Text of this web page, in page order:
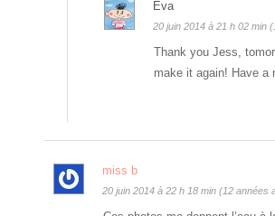
Eva
20 juin 2014 à 21 h 02 min
Thank you Jess,
make it again! Have a
miss b
20 juin 2014 à 22 h 18 min (12 années